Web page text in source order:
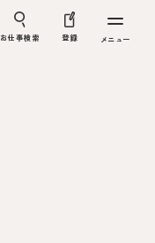
お仕事検索 登録